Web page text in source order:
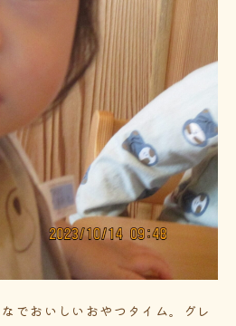
でおいしいおやつタイム。グレ